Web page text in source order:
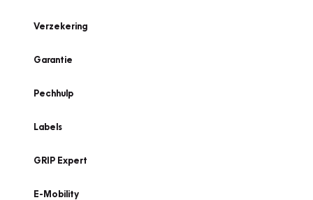
Verzekering
Garantie
Pechhulp
Labels
GRIP Expert
E-Mobility